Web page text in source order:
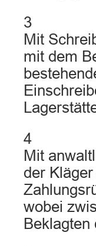
3
Mit
mit dem
4
Mit
der
wobei
Beklagten